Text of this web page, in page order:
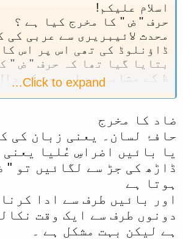
اسلام علیکم!
حرف " ض " کا مخرج کیا ہے ؟
محدث لائیبریری سے عربی کی
ڈاؤنلوڈ کی تھی اس پر اس
بتایا گیا تھا کہ حرف " ض "
ظ کے مشابہ ہے اور جن کی دال
ملتی جلتی آواز نکلتی ہے
کی آواز دال سے ملتی جلتی
ہے۔ تجوید میں مشہور شیخ
کی بھی تلاوت ایسے ہی ہے۔
کی آواز المغدوب کی طرح ،
الارد کی طرح بولتے ہیں۔
کسی لفظ میں " ض " کو " داد "
اور کبھی " زاد " کی کی طرح
ہیں جیسے شیخ السدیس "
" المغدوب " اور " والالضالین
Click to expand...
ضاد کا مخرج
حافۂ لسان۔ یعنی زبان کی
یا بائیں اضراسِ عُلیا
ڈاڑھ کی جڑ سے لگائیں تو "
ہوتا ہے
اور بائیں طرف سے ادا
دونوں طرف سے ایک وقت
ہے لیکن بہت مشکل ہے ۔